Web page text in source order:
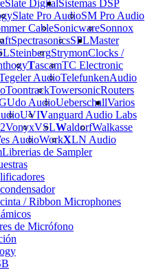
Slate Digital
Slate Pro AudioSM Pro Audio
CableSonicwareSonnox
SpectrasonicsSPL
SteinbergStrymon
TascamTC Electronic
AudioTelefunken
ToontrackTowersonic
Udo AudioUeberschall
UVIVanguard Audio Labs
VonyxVSLWaldorfWalkasse
AudioWorkXLN Audio
Sistemas DSP
Master
Clocks /
Audio
Routers
Varios
Librerias de Sampler
/ Ribbon Microphones
de Micrófono